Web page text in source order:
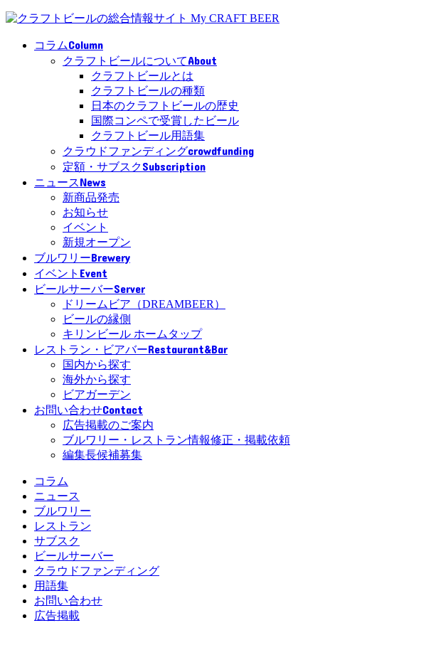
コラムColumn
クラフトビールについてAbout
クラフトビールとは
クラフトビールの種類
日本のクラフトビールの歴史
国際コンペで受賞したビール
クラフトビール用語集
クラウドファンディングcrowdfunding
定額・サブスクSubscription
ニュースNews
新商品発売
お知らせ
イベント
新規オープン
ブルワリーBrewery
イベント Event
ビールサーバーServer
ドリームビア（DREAMBEER）
ビールの縁側
キリンビール ホームタップ
レストラン・ビアバーRestaurant&Bar
国内から探す
海外から探す
ビアガーデン
お問い合わせContact
広告掲載のご案内
ブルワリー・レストラン情報修正・掲載依頼
編集長候補募集
コラム
ニュース
ブルワリー
レストラン
サブスク
ビールサーバー
クラウドファンディング
用語集
お問い合わせ
広告掲載